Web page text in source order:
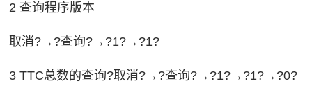
2 查询程序版本
取消?→?查询?→?1?→?1?
3 TTC总数的查询?取消?→?查询?→?1?→?1?→?0?